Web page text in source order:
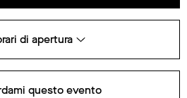
di apertura
questo evento